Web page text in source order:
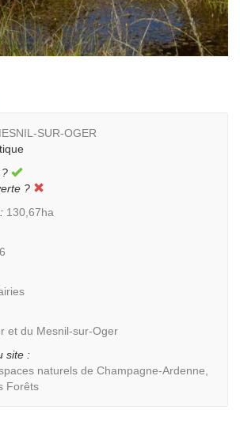
SUR-OGER
?
130,67ha
et du Mesnil-sur-Oger
site :
naturels de Champagne-Ardenne,
Forêts